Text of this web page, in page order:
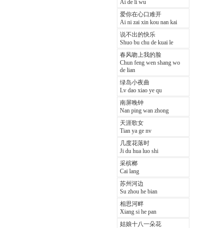
Ai de li wu
爱你在心口难开
Ai ni zai xin kou nan kai
说不出的快乐
Shuo bu chu de kuai le
春风吻上我的脸
Chun feng wen shang wo
de lian
绿岛小夜曲
Lv dao xiao ye qu
南屏晚钟
Nan ping wan zhong
天涯歌女
Tian ya ge nv
几度花落时
Ji du hua luo shi
采槟榔
Cai lang
苏州河边
Su zhou he bian
相思河畔
Xiang si he pan
姑娘十八一朵花